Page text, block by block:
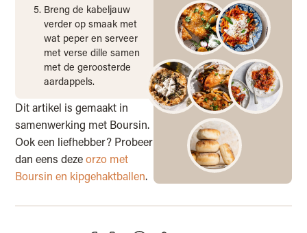
Breng de kabeljauw
verder op smaak met
wat peper en serveer
met verse dille samen
met de geroosterde
aardappels.
Dit artikel is gemaakt in
samenwerking met Boursin.
Ook een liefhebber? Probeer
dan eens dezeorzo met
Boursin en kipgehaktballen.